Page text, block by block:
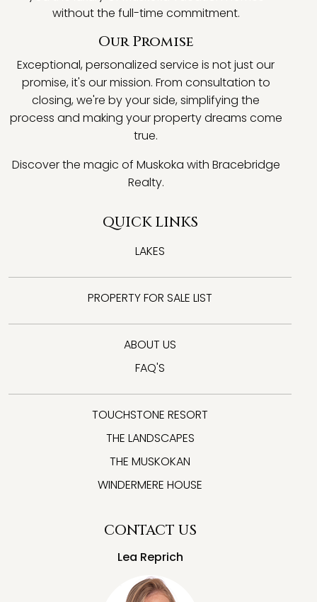
without the full-time commitment.
Our Promise
Exceptional, personalized service is not just our
promise, it's our mission. From consultation to
closing, we're by your side, simplifying the
process and making your property dreams come
true.
Discover the magic of Muskoka with Bracebridge
Realty.
QUICK LINKS
LAKES
PROPERTY FOR SALE LIST
ABOUT US
FAQ'S
TOUCHSTONE RESORT
THE LANDSCAPES
THE MUSKOKAN
WINDERMERE HOUSE
CONTACT US
Lea Reprich